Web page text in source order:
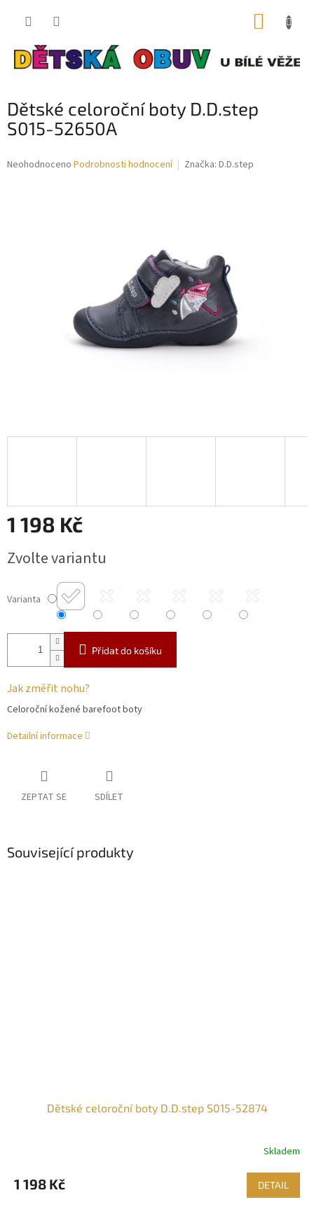
Dětské celoroční boty D.D.step
S015-52650A
Průměrné
Neohodnoceno Podrobnosti hodnocení Značka: D.D.step
1 198 Kč
cena:
Zvolte variantu
Varianta
Přidat do košíku
Jak změřit nohu?
Celoroční kožené barefoot boty
Detailní informace
ZEPTAT SE SDÍLET
Související produkty
Dětské celoroční boty D.D.step S015-52874
Skladem
1 198 Kč DETAIL